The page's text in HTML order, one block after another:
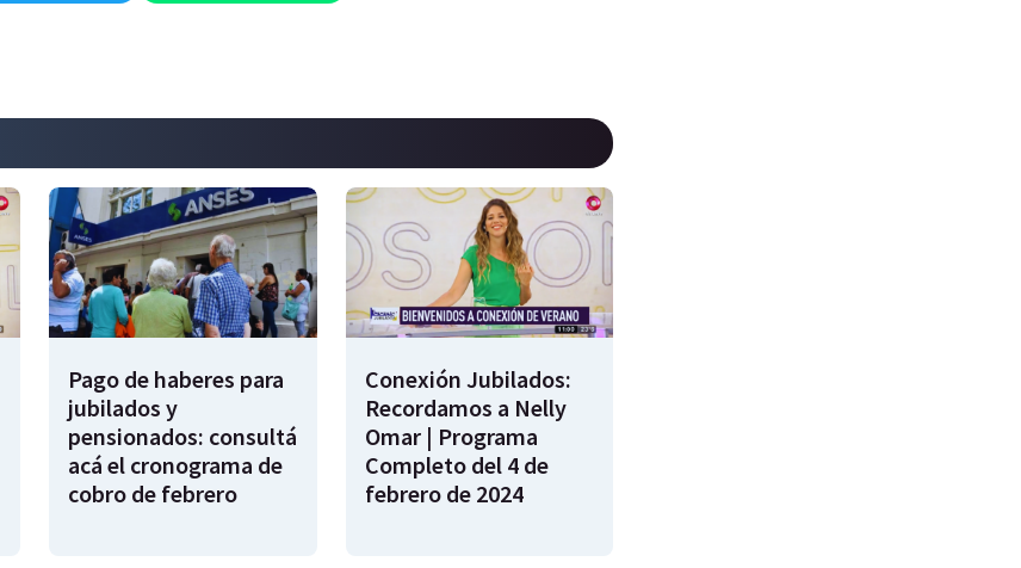
Pago de haberes para
jubilados y
pensionados: consultá
acá el cronograma de
cobro de febrero
Conexión Jubilados:
Recordamos a Nelly
Omar | Programa
Completo del 4 de
febrero de 2024